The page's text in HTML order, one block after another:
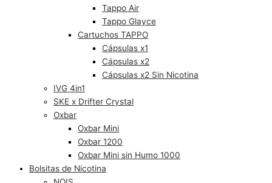
Tappo Air
Tappo Glayce
Cartuchos TAPPO
Cápsulas x1
Cápsulas x2
Cápsulas x2 Sin Nicotina
IVG 4in1
SKE x Drifter Crystal
Oxbar
Oxbar Mini
Oxbar 1200
Oxbar Mini sin Humo 1000
Bolsitas de Nicotina